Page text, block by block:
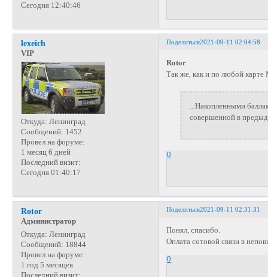
Сегодня 12:40:46
Поделиться2021-09-11 02:04:58
lexeich
VIP
Откуда: Ленинград
Сообщений: 1452
Провел на форуме:
1 месяц 6 дней
Последний визит:
Сегодня 01:40:17
Rotor
Так же, как и по любой
...Накопленными
совершенной в
0
Поделиться2021-09-11 02:31:31
Rotor
Администратор
Откуда: Ленинград
Сообщений: 18844
Провел на форуме:
1 год 5 месяцев
Последний визит:
Понял, спасибо.
Оплата сотовой связи в
0